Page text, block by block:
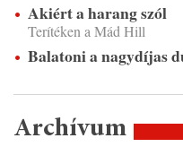
Akiért a harang szól
Terítéken a Mád Hill
Balatoni a nagydíjas
Archívum